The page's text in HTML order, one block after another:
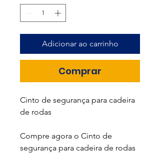
Adicionar ao carrinho
Comprar
Cinto de segurança para cadeira
de rodas
Compre agora o Cinto de
segurança para cadeira de rodas